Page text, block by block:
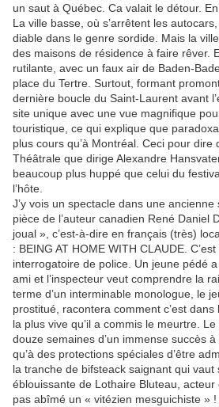
un saut à Québec. Ca valait le détour.
La ville basse, où s’arrêtent les
diable dans le genre sordide. Mais la
des maisons de résidence à faire rêver.
rutilante, avec un faux air de Baden-
place du Tertre. Surtout, formant
dernière boucle du Saint-Laurent avant
site unique avec une vue magnifique
touristique, ce qui explique que
plus cours qu’à Montréal. Ceci pour dire
Théâtrale que dirige Alexandre
beaucoup plus huppé que celui du
l’hôte.
J’y vois un spectacle dans une ancienne
pièce de l’auteur canadien René Daniel
joual », c’est-à-dire en français (très)
: BEING AT HOME WITH CLAUDE. C’est
interrogatoire de police. Un jeune pédé
ami et l’inspecteur veut comprendre la
terme d’un interminable monologue, le
prostitué, racontera comment c’est dans
la plus vive qu’il a commis le meurtre.
douze semaines d’un immense succès à
qu’à des protections spéciales d’être
la tranche de bifsteack saignant qui
éblouissante de Lothaire Bluteau, acteur
pas abîmé un « vitézien mesguichiste » !